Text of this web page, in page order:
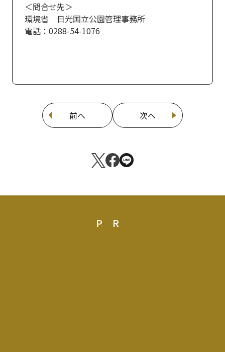
＜問合せ先＞
環境省 日光国立公園管理事務所
電話：0288-54-1076
前へ 次へ
PR